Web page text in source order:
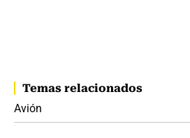
Temas relacionados
Avión